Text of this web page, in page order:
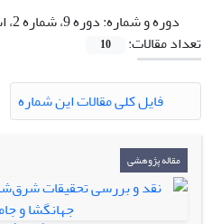
دوره و شماره:دوره 9، شماره 2، اسفند 1398، صفحه 1-192
تعداد مقالات:
10
فایل کلی مقالات این شماره
مقاله پژوهشی